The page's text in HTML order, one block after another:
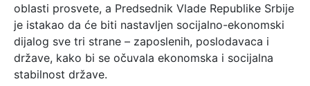
oblasti prosvete, a Predsednik Vlade Republike Srbije
je istakao da će biti nastavljen socijalno-ekonomski
dijalog sve tri strane – zaposlenih, poslodavaca i
države, kako bi se očuvala ekonomska i socijalna
stabilnost države.